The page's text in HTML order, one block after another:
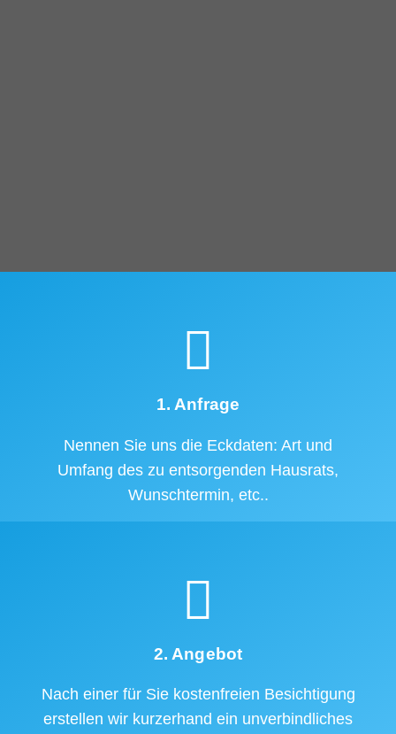
1. Anfrage
Nennen Sie uns die Eckdaten: Art und
Umfang des zu entsorgenden Hausrats,
Wunschtermin, etc..
2. Angebot
Nach einer für Sie kostenfreien Besichtigung
erstellen wir kurzerhand ein unverbindliches